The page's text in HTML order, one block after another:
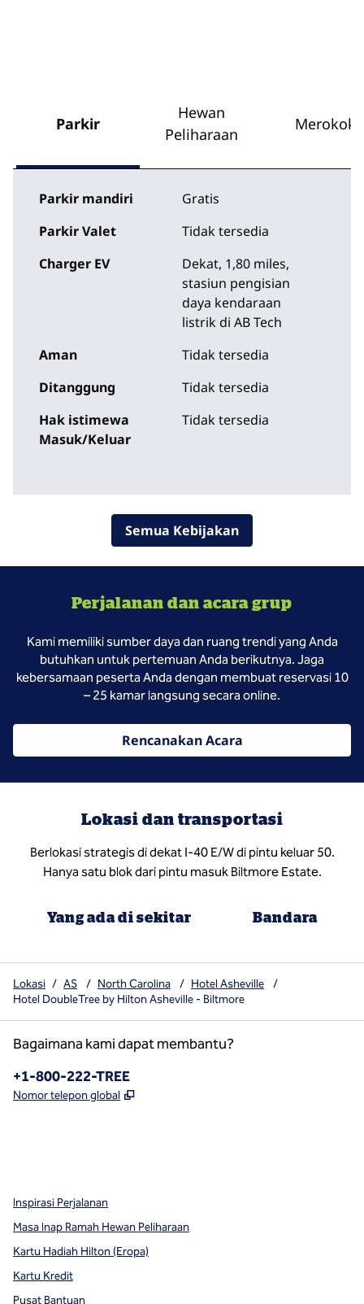
Parkir
Hewan
Peliharaan
Merokok
Parkir mandiri
Gratis
Parkir Valet
Tidak tersedia
Charger EV
Dekat, 1,80 miles,
stasiun pengisian
daya kendaraan
listrik di AB Tech
Aman
Tidak tersedia
Ditanggung
Tidak tersedia
Hak istimewa
Masuk/Keluar
Tidak tersedia
Semua Kebijakan
Perjalanan dan acara grup
Kami memiliki sumber daya dan ruang trendi yang Anda
butuhkan untuk pertemuan Anda berikutnya. Jaga
kebersamaan peserta Anda dengan membuat reservasi 10
– 25 kamar langsung secara online.
Rencanakan Acara
Lokasi dan transportasi
Berlokasi strategis di dekat I-40 E/W di pintu keluar 50.
Hanya satu blok dari pintu masuk Biltmore Estate.
Yang ada di sekitar Bandara
Lokasi / AS / North Carolina / Hotel Asheville
/
Hotel DoubleTree by Hilton Asheville - Biltmore
Bagaimana kami dapat membantu?
Telepon:
+1-800-222-TREE
Nomor telepon global ,
Inspirasi Perjalanan
Masa Inap Ramah Hewan Peliharaan
Kartu Hadiah Hilton (Eropa)
Kartu Kredit
Pusat Bantuan